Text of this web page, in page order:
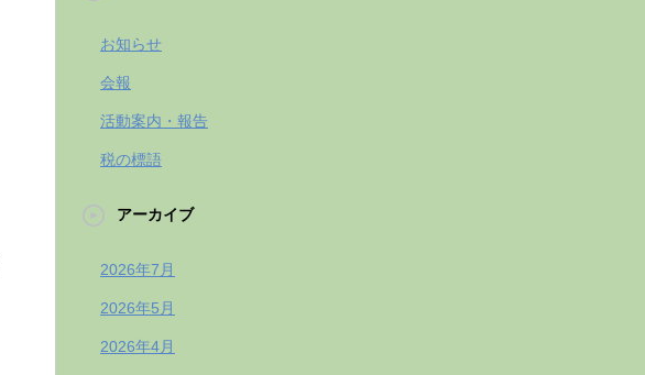
お知らせ
会報
活動案内・報告
税の標語
アーカイブ
2026年7月
2026年5月
2026年4月